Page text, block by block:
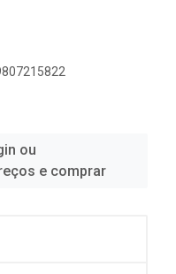
ou
e comprar